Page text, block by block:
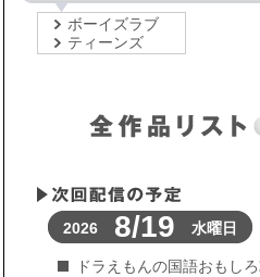
ボーイズラブ
ティーンズ
2026 8/19 水曜日
ドラえもんの国語おもし